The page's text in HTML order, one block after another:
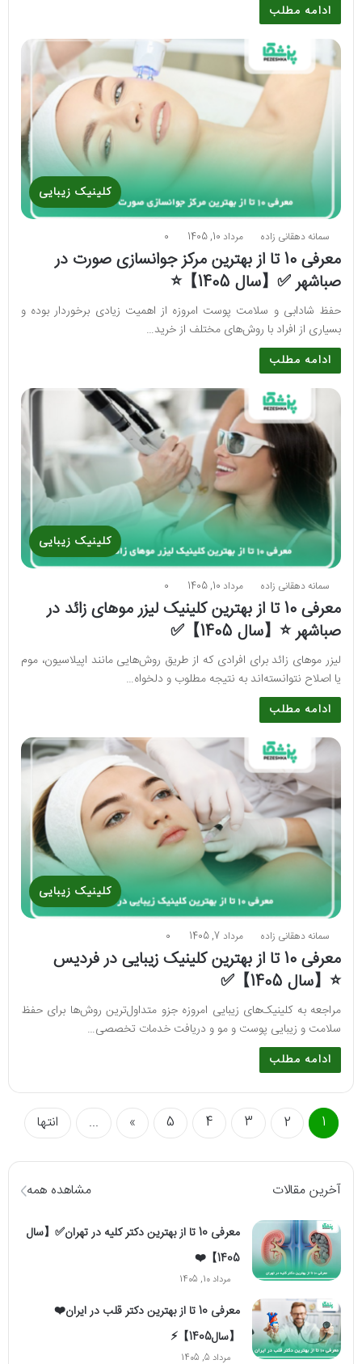
ادامه مطلب
کلینیک زیبایی
سمانه دهقانی زاده مرداد 10, 1405 0
معرفی 10 تا از بهترین مرکز جوانسازی صورت در
صباشهر ✅【سال 1405】⭐
حفظ شادابی و سلامت پوست امروزه از اهمیت زیادی برخوردار بوده و
بسیاری از افراد با روش‌های مختلف از خرید…
ادامه مطلب
کلینیک زیبایی
سمانه دهقانی زاده مرداد 10, 1405 0
معرفی 10 تا از بهترین کلینیک لیزر موهای زائد در
صباشهر ⭐【سال 1405】✅
لیزر موهای زائد برای افرادی که از طریق روش‌هایی مانند اپیلاسیون، موم
یا اصلاح نتوانسته‌اند به نتیجه مطلوب و دلخواه…
ادامه مطلب
کلینیک زیبایی
سمانه دهقانی زاده مرداد 7, 1405 0
معرفی 10 تا از بهترین کلینیک زیبایی در فردیس
⭐【سال 1405】✅
مراجعه به کلینیک‌های زیبایی امروزه جزو متداول‌ترین روش‌ها برای حفظ
سلامت و زیبایی پوست و مو و دریافت خدمات تخصصی…
ادامه مطلب
1
2
3
4
5
»
... انتها
آخرین مقالات مشاهده همه
معرفی 10 تا از بهترین دکتر کلیه در تهران✅【سال
1405】❤️
مرداد 10, 1405
معرفی 10 تا از بهترین دکتر قلب در ایران❤️
【سال1405】⚡️
مرداد 5, 1405